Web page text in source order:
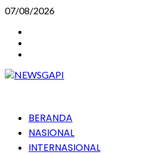
Skip
content
07/08/2026
PrimaryBERANDA
NASIONAL
INTERNASIONAL